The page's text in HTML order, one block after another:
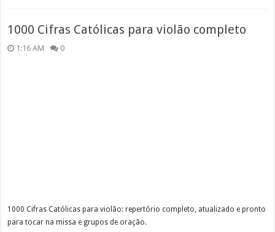
1000 Cifras Católicas para violão completo
1:16 AM 0
1000 Cifras Católicas para violão: repertório completo, atualizado e pronto
para tocar na missa e grupos de oração.